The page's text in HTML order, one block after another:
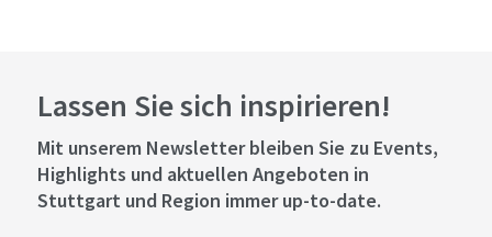
Lassen Sie sich inspirieren!
Mit unserem Newsletter bleiben Sie zu Events,
Highlights und aktuellen Angeboten in
Stuttgart und Region immer up-to-date.